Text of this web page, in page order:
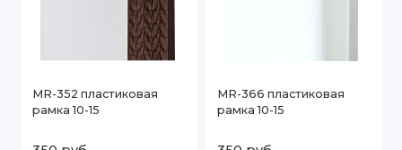
MR-352 пластиковая
рамка 10-15
MR-366 пластиковая
рамка 10-15